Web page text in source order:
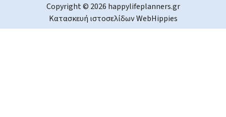
Copyright © 2026 happylifeplanners.gr
Κατασκευή ιστοσελίδωνWebHippies